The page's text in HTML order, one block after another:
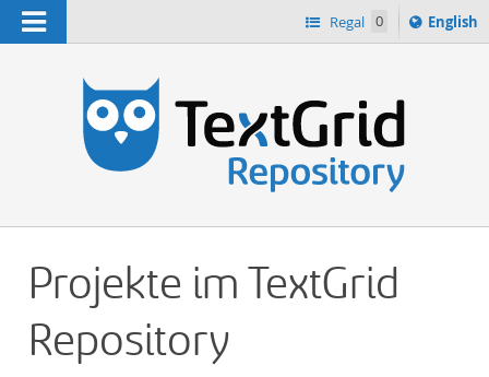
Navigation Regal 0
Switch
English
Projekte im TextGrid
Repository